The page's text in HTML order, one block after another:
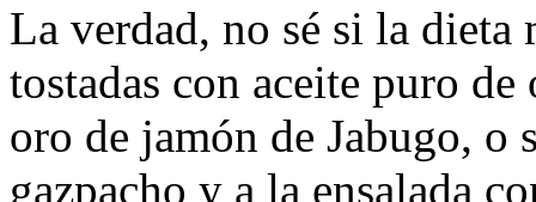
La verdad, no sé si la dieta
tostadas con aceite puro
oro de jamón de Jabugo,
gazpacho y a la ensalada